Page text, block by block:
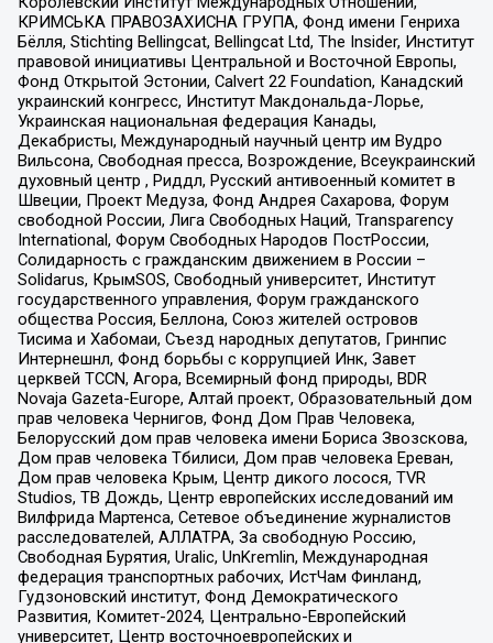
КРИМСЬКА ПРАВОЗАХИСНА ГРУПА, Фонд имени Генриха
Бёлля, Stichting Bellingcat, Bellingcat Ltd, The Insider, Институт
правовой инициативы Центральной и Восточной Европы,
Фонд Открытой Эстонии, Calvert 22 Foundation, Канадский
украинский конгресс, Институт Макдональда-Лорье,
Украинская национальная федерация Канады,
Декабристы, Международный научный центр им Вудро
Вильсона, Свободная пресса, Возрождение, Всеукраинский
духовный центр , Риддл, Русский антивоенный комитет в
Швеции, Проект Медуза, Фонд Андрея Сахарова, Форум
свободной России, Лига Свободных Наций, Transparеncy
International, Форум Свободных Народов ПостРоссии,
Солидарность с гражданским движением в России –
Solidarus, КрымSOS, Свободный университет, Институт
государственного управления, Форум гражданского
общества Россия, Беллона, Союз жителей островов
Тисима и Хабомаи, Съезд народных депутатов, Гринпис
Интернешнл, Фонд борьбы с коррупцией Инк, Завет
церквей TCCN, Агора, Всемирный фонд природы, BDR
Novaja Gazeta-Europe, Алтай проект, Образовательный дом
прав человека Чернигов, Фонд Дом Прав Человека,
Белорусский дом прав человека имени Бориса Звозскова,
Дом прав человека Тбилиси, Дом прав человека Ереван,
Дом прав человека Крым, Центр дикого лосося, TVR
Studios, ТВ Дождь, Центр европейских исследований им
Вилфрида Мартенса, Сетевое объединение журналистов
расследователей, АЛЛАТРА, За свободную Россию,
Свободная Бурятия, Uralic, UnKremlin, Международная
федерация транспортных рабочих, ИстЧам Финланд,
Гудзоновский институт, Фонд Демократического
Развития, Комитет-2024, Центрально-Европейский
университет, Центр восточноевропейских и